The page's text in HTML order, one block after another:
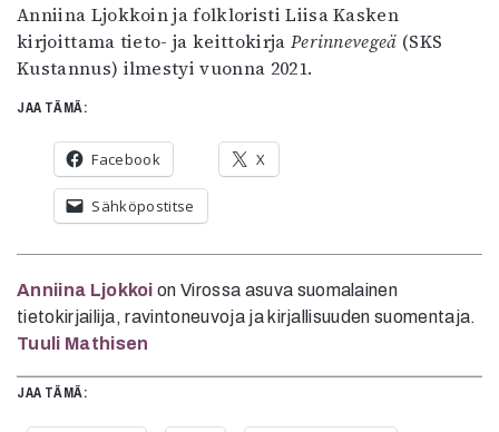
Anniina Ljokkoin ja folkloristi Liisa Kasken
kirjoittama tieto- ja keittokirja Perinnevegeä (SKS
Kustannus) ilmestyi vuonna 2021.
JAA TÄMÄ:
Facebook X
Sähköpostitse
Anniina Ljokkoi on Virossa asuva suomalainen
tietokirjailija, ravintoneuvoja ja kirjallisuuden suomentaja.
Tuuli Mathisen
JAA TÄMÄ: